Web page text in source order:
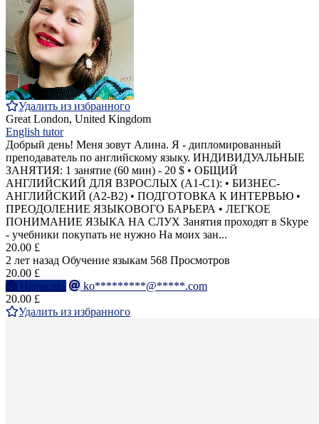
Удалить из избранного
Great London, United Kingdom
English tutor
Добрый день! Меня зовут Алина. Я - дипломированный
преподаватель по английскому языку. ИНДИВИДУАЛЬНЫЕ
ЗАНЯТИЯ: 1 занятие (60 мин) - 20 $ • ОБЩИЙ
АНГЛИЙСКИЙ ДЛЯ ВЗРОСЛЫХ (А1-C1): • БИЗНЕС-
АНГЛИЙСКИЙ (А2-B2) • ПОДГОТОВКА К ИНТЕРВЬЮ •
ПРЕОДОЛЕНИЕ ЯЗЫКОВОГО БАРЬЕРА • ЛЕГКОЕ
ПОНИМАНИЕ ЯЗЫКА НА СЛУХ Занятия проходят в Skype
- учебники покупать не нужно На моих зан...
20.00 £
2 лет назад Обучение языкам 568 Просмотров
20.00 £
Написать
ko*********@*****.com
20.00 £
Удалить из избранного